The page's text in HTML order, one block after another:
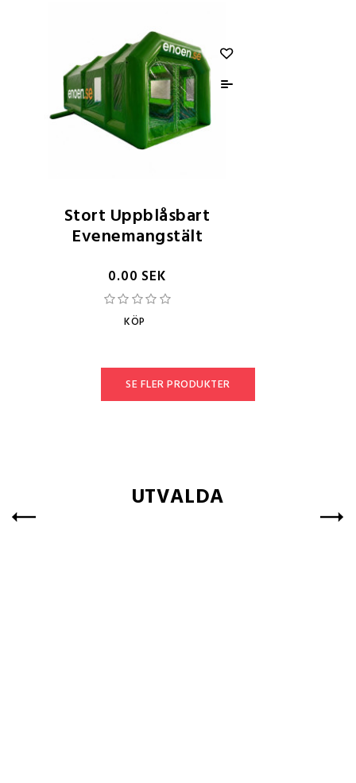
Stort Uppblåsbart
Evenemangstält
0.00 SEK
KÖP
SE FLER PRODUKTER
UTVALDA